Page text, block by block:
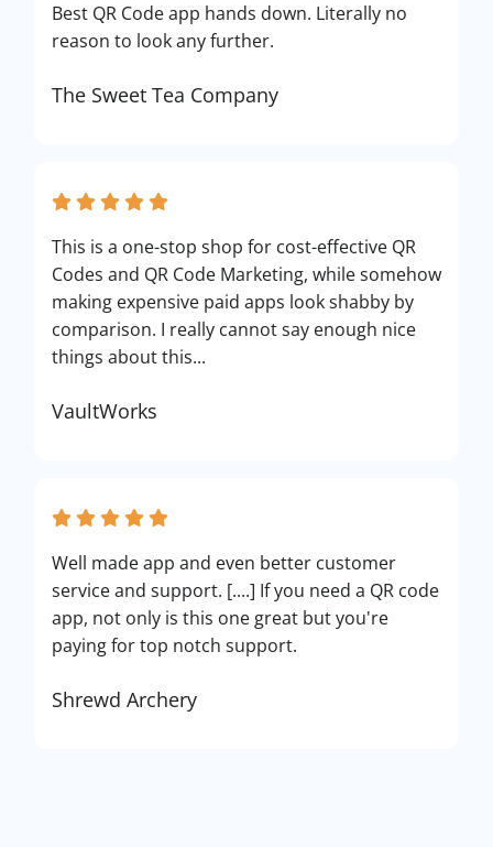
Best QR Code app hands down. Literally no
reason to look any further.
The Sweet Tea Company
This is a one-stop shop for cost-effective QR
Codes and QR Code Marketing, while somehow
making expensive paid apps look shabby by
comparison. I really cannot say enough nice
things about this...
VaultWorks
Well made app and even better customer
service and support. [....] If you need a QR code
app, not only is this one great but you're
paying for top notch support.
Shrewd Archery